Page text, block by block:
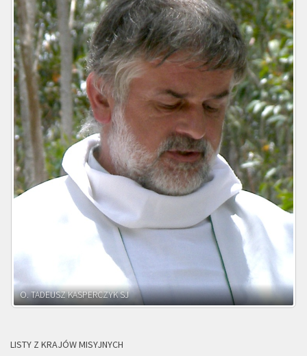
O. ADNRZEJ LEŚNIARA SJ
LISTY Z KRAJÓW MISYJNYCH